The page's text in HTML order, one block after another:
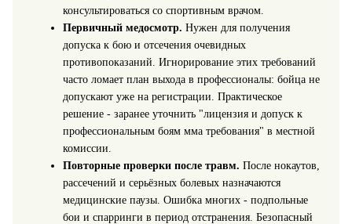
консультироваться со спортивным врачом.
Первичный медосмотр. Нужен для получения
допуска к бою и отсечения очевидных
противопоказаний. Игнорирование этих требований
часто ломает план выхода в профессионалы: бойца не
допускают уже на регистрации. Практическое
решение - заранее уточнить "лицензия и допуск к
профессиональным боям мма требования" в местной
комиссии.
Повторные проверки после травм. После нокаутов,
рассечений и серьёзных болевых назначаются
медицинские паузы. Ошибка многих - подпольные
бои и спарринги в период отстранения. Безопасный